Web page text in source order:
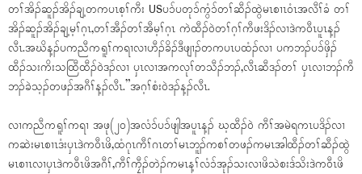
တၢ်အိၣ်ဆူၣ်အိၣ်ချ့တကပၤစ့ၢ်ကီး USပၥ်ပတုၥ်ကွံၥ်တၢ်ဆီၣ်ထွဲမၤစၢၤဝံၤအလီၢ်ခံ တၢ်
အိၣ်ဆူၣ်အိၣ်ချ့မ့ၢ်ဂ့ၤ,တၢ်အီၣ်တၢ်အီမ့ၢ်ဂ့ၤ ကဲထီၣ်ဝဲတၢ်ဂ့ၢ်ကီဖးဒိၣ်လၢဒဲကဝီၤပူၤန့ၣ်
လီၤ.အဃိန့ၣ်ပကညီကရူၢ်ကရၢလၢဟီၣ်ခိၣ်ဒီဖျၢၣ်တကပၤပထံၣ်လၢ ပကဘၣ်ပၥ်ဖှိၣ်
ထီၣ်သးကိးသထြီထီၣ်ဝဲဒၣ်လၢ ပှၤလၢအကလုၢ်တသီၣ်ဘၣ်,လီၤဆီဒၣ်တၢ် ပှၤလၢဘၣ်ကီ
ဘၣ်ခဲသ့ၣ်တဖၣ်အဂီၢ်န့ၣ်လီၤ.”အဂ့ၢ်စံးဝဲဒၣ်န့ၣ်လီၤ.
လၢကညီကရူၢ်ကရၢ အဖု(၂၀)အလံၥ်ပၥ်ဖျါအပူၤန့ၣ် ဃ့ထီၣ်ဝဲ ကီၢ်အမဲရကၤပဒိၣ်လၢ
ကဆဲးမၤစၢၤဒံးပှၤဒဲကဝီၤဖိ,ထံဂုၤကီၢ်ဂၤတၢ်မၤဘူၣ်ကစၢ်တဖၣ်ကမၤအါထီၣ်တၢ်ဆီၣ်ထွဲ
မၤစၢၤလၢပှၤဒဲကဝီၤဖိအဂီၢ်,ကီၢ်ကၠီၣ်တဲၣ်ကမၤန့ၢ်လံၥ်အုၣ်သးလၢဖိသဲစးဒ်သိးဒဲကဝီၤဖိ